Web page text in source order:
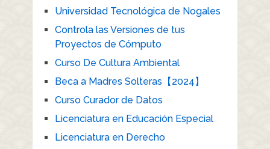
Universidad Tecnológica de Nogales
Controla las Versiones de tus
Proyectos de Cómputo
Curso De Cultura Ambiental
Beca a Madres Solteras【2024】
Curso Curador de Datos
Licenciatura en Educación Especial
Licenciatura en Derecho